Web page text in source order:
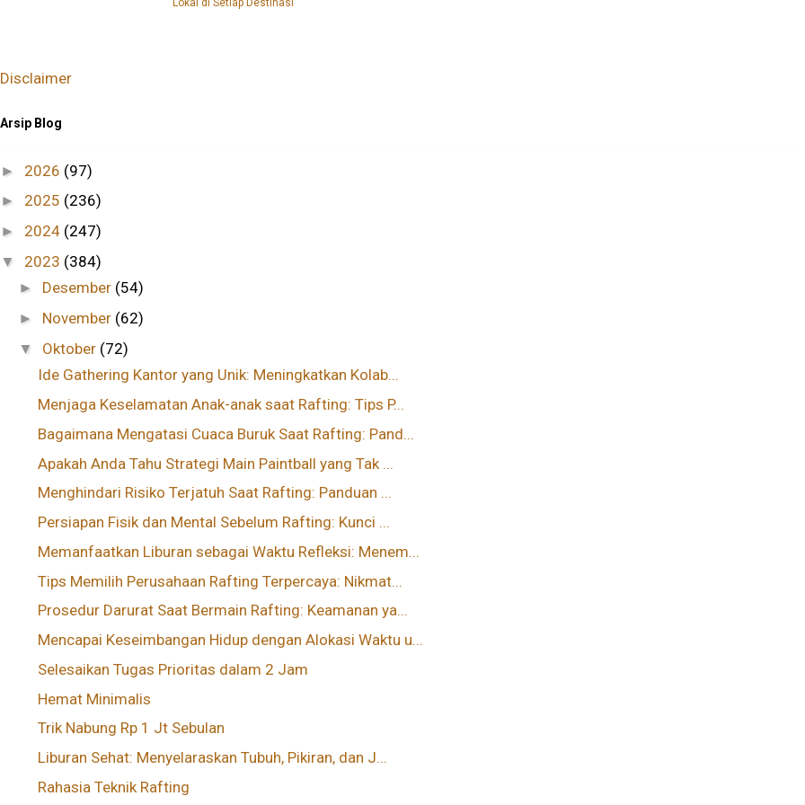
Lokal di Setiap Destinasi
Disclaimer
Arsip Blog
► 2026 (97)
► 2025 (236)
► 2024 (247)
▼ 2023 (384)
► Desember (54)
► November (62)
▼ Oktober (72)
Ide Gathering Kantor yang Unik: Meningkatkan Kolab...
Menjaga Keselamatan Anak-anak saat Rafting: Tips P...
Bagaimana Mengatasi Cuaca Buruk Saat Rafting: Pand...
Apakah Anda Tahu Strategi Main Paintball yang Tak ...
Menghindari Risiko Terjatuh Saat Rafting: Panduan ...
Persiapan Fisik dan Mental Sebelum Rafting: Kunci ...
Memanfaatkan Liburan sebagai Waktu Refleksi: Menem...
Tips Memilih Perusahaan Rafting Terpercaya: Nikmat...
Prosedur Darurat Saat Bermain Rafting: Keamanan ya...
Mencapai Keseimbangan Hidup dengan Alokasi Waktu u...
Selesaikan Tugas Prioritas dalam 2 Jam
Hemat Minimalis
Trik Nabung Rp 1 Jt Sebulan
Liburan Sehat: Menyelaraskan Tubuh, Pikiran, dan J...
Rahasia Teknik Rafting